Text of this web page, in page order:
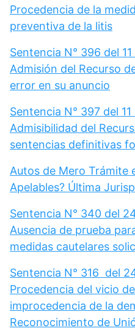
Procedencia de la
preventiva de la litis
Sentencia N° 396 del
Admisión del Recurso
error en su anuncio
Sentencia N° 397 del
Admisibilidad del
sentencias definitivas
Autos de Mero Trámite
Apelables? Última
Sentencia N° 340 del
Ausencia de prueba
medidas cautelares
Sentencia N° 316 del
Procedencia del vicio
improcedencia de la
Reconocimiento de